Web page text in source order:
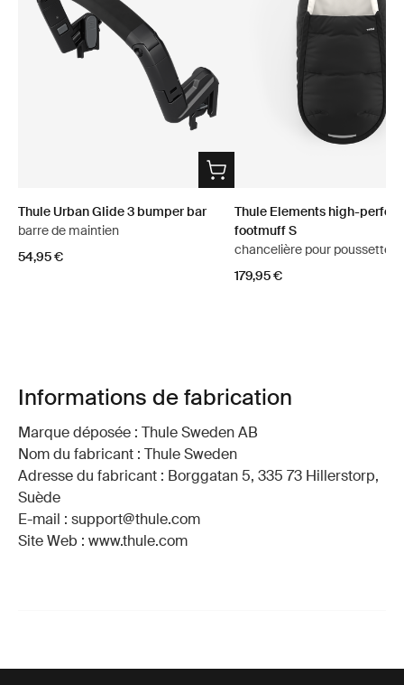
Thule Urban Glide 3 bumper bar
barre de maintien
54,95 €
Thule Elements high-
footmuff S
chancelière pour poussette
179,95 €
Informations de fabrication
Marque déposée : Thule Sweden AB
Nom du fabricant : Thule Sweden
Adresse du fabricant : Borggatan 5, 335 73 Hillerstorp,
Suède
E-mail : support@thule.com
Site Web : www.thule.com